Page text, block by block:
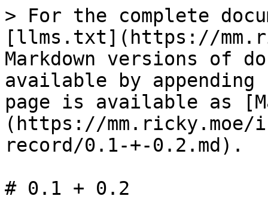
> For the complete
[llms.txt](https://
Markdown versions of
available by
page is available as
(https://
record/0.1-+-0.2.md).
# 0.1 + 0.2